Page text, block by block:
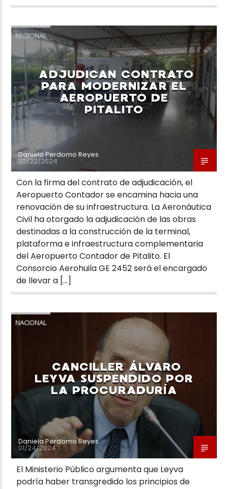
REGIONAL
ADJUDICAN CONTRATO
PARA MODERNIZAR EL
AEROPUERTO DE
PITALITO
Daniela Perdomo Reyes
02/22/2024
Con la firma del contrato de adjudicación, el
Aeropuerto Contador se encamina hacia una
renovación de su infraestructura. La Aeronáutica
Civil ha otorgado la adjudicación de las obras
destinadas a la construcción de la terminal,
plataforma e infraestructura complementaria
del Aeropuerto Contador de Pitalito. El
Consorcio Aerohuila GE 2452 será el encargado
de llevar a […]
NACIONAL
CANCILLER ÁLVARO
LEYVA SUSPENDIDO POR
LA PROCURADURÍA
Daniela Perdomo Reyes
01/24/2024
El Ministerio Público argumenta que Leyva
podría haber transgredido los principios de